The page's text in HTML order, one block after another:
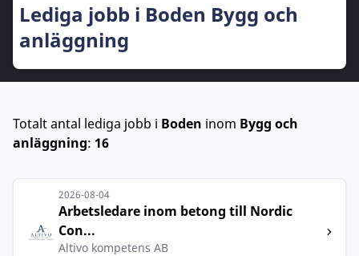
Lediga jobb i Boden Bygg och
anläggning
Totalt antal lediga jobb i Boden inom Bygg och
anläggning: 16
2026-08-04
Arbetsledare inom betong till Nordic
Con...
Altivo kompetens AB